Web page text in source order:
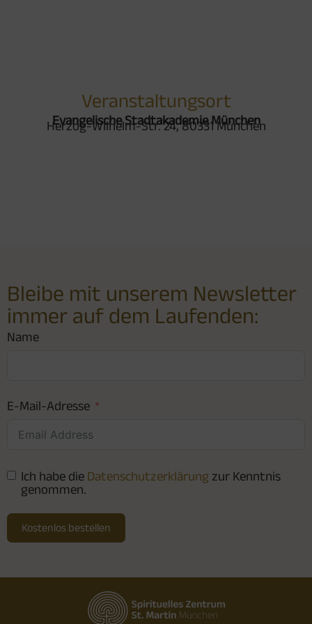
Veranstaltungsort
Evangelische Stadtakademie München
Herzog-Wilhelm-Str. 24, 80331 München
Bleibe mit unserem Newsletter
immer auf dem Laufenden:
Name
E-Mail-Adresse
Ich habe die Datenschutzerklärung zur Kenntnis
genommen.
Kostenlos bestellen